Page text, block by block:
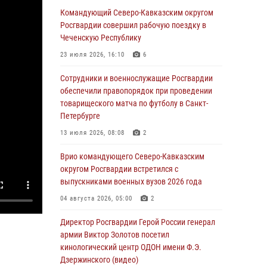
Росгвардейцы провели выставку вооружения
для участников сбора «Гвардеец» в Пензе
(видео)
06 августа 2026, 12:00
В Курске росгвардейцы приняли участие в
митинге, посвященном второй годовщине
вторжения ВСУ на территорию области
06 августа 2026, 11:56
задержал правонарушителя, угрожавшего
подростку травматическим пистолетом
06 августа 2026, 11:33 1
ликвидирована крупная нарколаборатория
06 августа 2026, 11:27
В Москве росгвардейцы задержали троих
Командующий Северо-Кавказским округом
Росгвардии совершил рабочую поездку в
Чеченскую Республику
23 июля 2026, 16:10 6
Сотрудники и военнослужащие Росгвардии
обеспечили правопорядок при проведении
товарищеского матча по футболу в Санкт-
Петербурге
13 июля 2026, 08:08 2
Врио командующего Северо-Кавказским
округом Росгвардии встретился с
выпускниками военных вузов 2026 года
04 августа 2026, 05:00 2
Директор Росгвардии Герой России генерал
армии Виктор Золотов посетил
кинологический центр ОДОН имени Ф.Э.
Дзержинского (видео)